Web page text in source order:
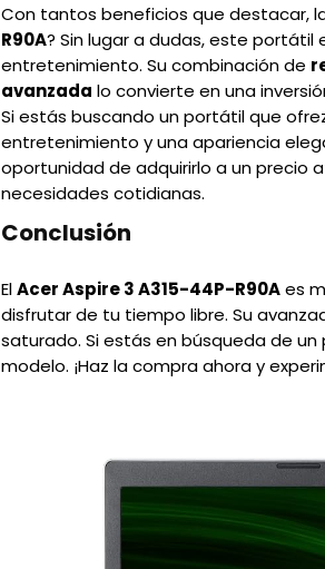
Con tantos beneficios que destacar,
R90A? Sin lugar a dudas, este
entretenimiento. Su combinación de
avanzada lo convierte en una
Si estás buscando un portátil que
entretenimiento y una apariencia
oportunidad de adquirirlo a un precio
necesidades cotidianas.
Conclusión
ElAcer Aspire 3 A315-44P-R90Aes
disfrutar de tu tiempo libre. Su
saturado. Si estás en búsqueda de
modelo. ¡Haz la compra ahora y